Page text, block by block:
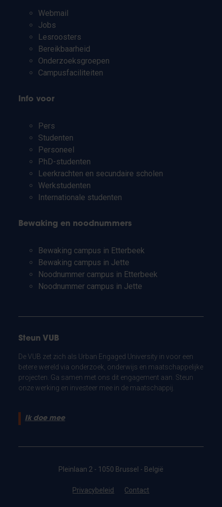
Webmail
Jobs
Lesroosters
Bereikbaarheid
Onderzoeksgroepen
Campusfaciliteiten
Info voor
Pers
Studenten
Personeel
PhD-studenten
Leerkrachten en secundaire scholen
Werkstudenten
Internationale studenten
Bewaking en noodnummers
Bewaking campus in Etterbeek
Bewaking campus in Jette
Noodnummer campus in Etterbeek
Noodnummer campus in Jette
Steun VUB
De VUB zet zich als Urban Engaged University in voor een
betere wereld via onderzoek, onderwijs en maatschappelijke
projecten. Ga samen met ons dit engagement aan. Steun
onze werking en investeer mee in de maatschappij.
Ik doe mee
Pleinlaan 2 - 1050 Brussel - België
Privacybeleid Contact